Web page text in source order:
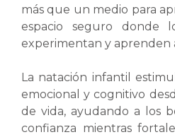
más que un medio para
espacio seguro donde
experimentan y aprenden
La natación infantil
emocional y cognitivo
de vida, ayudando a los
confianza mientras